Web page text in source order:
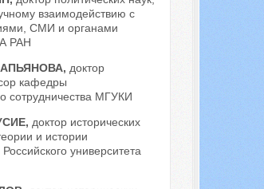
взаимодействию с
СМИ и органами
РАН
доктор
кафедры
сотрудничества МГУКИ
доктор исторических
и истории
университета